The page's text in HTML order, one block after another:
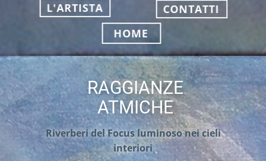
HOME
L'ARTISTA CONTATTI
RAGGIANZE
ATMICHE
Riverberi del Focus luminoso nei cieli
interiori